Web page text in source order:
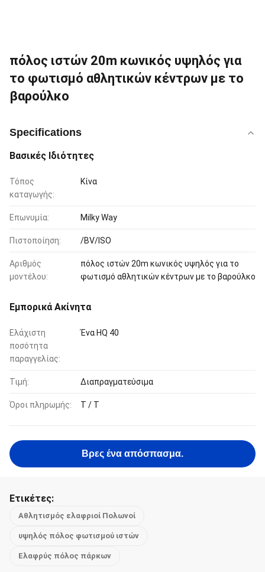
πόλος ιστών 20m κωνικός υψηλός για
το φωτισμό αθλητικών κέντρων με το
βαρούλκο
Specifications
Βασικές Ιδιότητες
Τόπος
καταγωγής:
Κίνα
Επωνυμία: Milky Way
Πιστοποίηση: /BV/ISO
Αριθμός
μοντέλου:
πόλος ιστών 20m κωνικός υψηλός για το
φωτισμό αθλητικών κέντρων με το βαρούλκο
Εμπορικά Ακίνητα
Ελάχιστη
ποσότητα
παραγγελίας:
Ένα HQ 40
Τιμή: Διαπραγματεύσιμα
Όροι πληρωμής: T / T
Βρες ένα απόσπασμα.
Ετικέτες:
Αθλητισμός ελαφριοί Πολωνοί
υψηλός πόλος φωτισμού ιστών
Ελαφρύς πόλος πάρκων